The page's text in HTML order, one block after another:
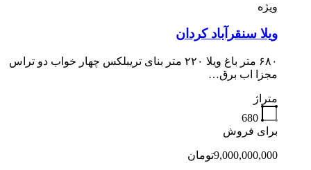
ویژه
ویلا سنقرآباد کردان
۶۸۰ متر باغ ویلا ۲۲۰ متر بنای تریبلکس چهار خواب دو تراس
مجزا اب برق…
متراژ
680
برای فروش
9,000,000,000تومان